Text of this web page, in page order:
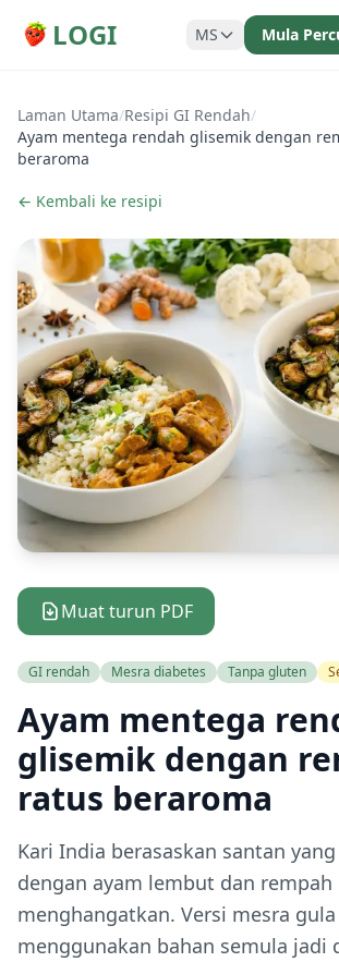
LOGI MS Mula
Laman Utama/Resipi GI Rendah/
Ayam mentega rendah glisemik dengan
beraroma
← Kembali ke resipi
Muat turun PDF
GI rendah Mesra diabetes Tanpa gluten
Ayam mentega
glisemik dengan
ratus beraroma
Kari India berasaskan santan
dengan ayam lembut dan rempah
menghangatkan. Versi mesra
menggunakan bahan semula jadi